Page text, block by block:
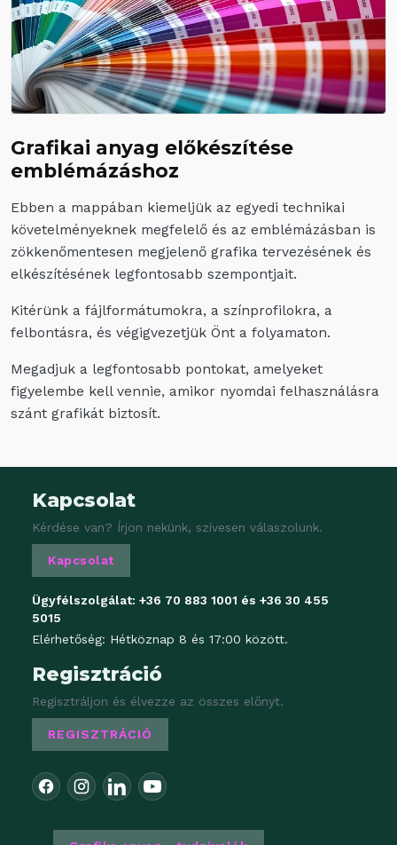
Grafikai anyag előkészítése
emblémázáshoz
Ebben a mappában kiemeljük az egyedi technikai
követelményeknek megfelelő és az emblémázásban is
zökkenőmentesen megjelenő grafika tervezésének és
elkészítésének legfontosabb szempontjait.
Kitérünk a fájlformátumokra, a színprofilokra, a
felbontásra, és végigvezetjük Önt a folyamaton.
Megadjuk a legfontosabb pontokat, amelyeket
figyelembe kell vennie, amikor nyomdai felhasználásra
szánt grafikát biztosít.
Kapcsolat
Kérdése van? Írjon nekünk, szívesen válaszolunk.
Kapcsolat
Ügyfélszolgálat: +36 70 883 1001 és +36 30 455
5015
Elérhetőség: Hétköznap 8 és 17:00 között.
Regisztráció
Regisztráljon és élvezze az összes előnyt.
REGISZTRÁCIÓ